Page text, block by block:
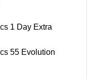
1 Day Extra
55 Evolution